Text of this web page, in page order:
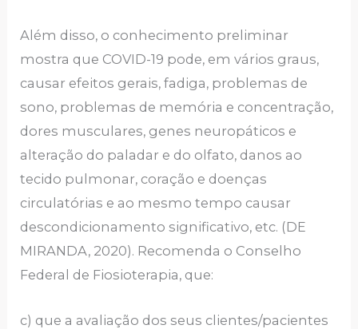
Além disso, o conhecimento preliminar
mostra que COVID-19 pode, em vários graus,
causar efeitos gerais, fadiga, problemas de
sono, problemas de memória e concentração,
dores musculares, genes neuropáticos e
alteração do paladar e do olfato, danos ao
tecido pulmonar, coração e doenças
circulatórias e ao mesmo tempo causar
descondicionamento significativo, etc. (DE
MIRANDA, 2020). Recomenda o Conselho
Federal de Fiosioterapia, que:
c) que a avaliação dos seus clientes/pacientes